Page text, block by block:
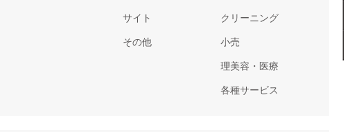
サイト
その他
クリーニング
小売
理美容・医療
各種サービス